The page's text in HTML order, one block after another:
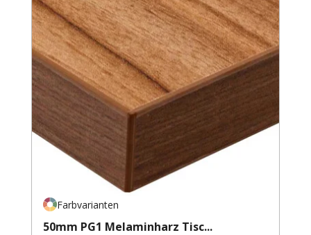
Farbvarianten
50mm PG1 Melaminharz Tisc...